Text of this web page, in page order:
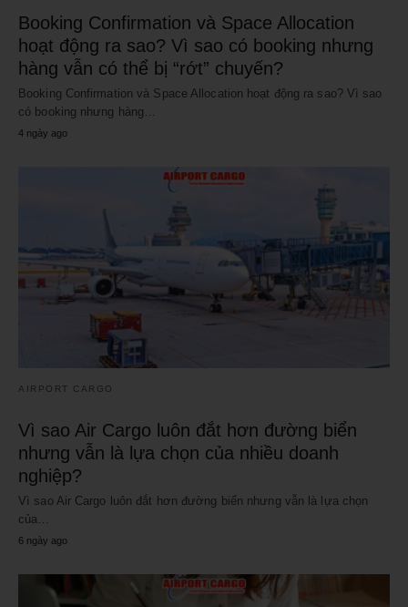
Booking Confirmation và Space Allocation
hoạt động ra sao? Vì sao có booking nhưng
hàng vẫn có thể bị “rớt” chuyến?
Booking Confirmation và Space Allocation hoạt động ra sao? Vì sao
có booking nhưng hàng…
4 ngày ago
AIRPORT CARGO
Vì sao Air Cargo luôn đắt hơn đường biển
nhưng vẫn là lựa chọn của nhiều doanh
nghiệp?
Vì sao Air Cargo luôn đắt hơn đường biển nhưng vẫn là lựa chọn
của…
6 ngày ago